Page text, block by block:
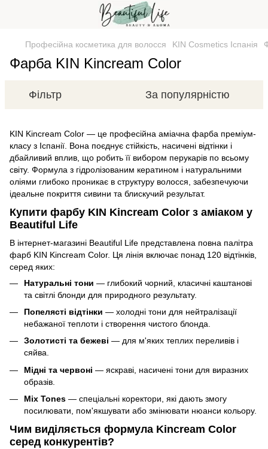
Професійна косметика для волосся KIN Cosmetics Іспанія
Фарба KIN Kincream Color
Фільтр За популярністю
KIN Kincream Color — це професійна аміачна фарба преміум-
класу з Іспанії. Вона поєднує стійкість, насичені відтінки і
дбайливий вплив, що робить її вибором перукарів по всьому
світу. Формула з гідролізованим кератином і натуральними
оліями глибоко проникає в структуру волосся, забезпечуючи
ідеальне покриття сивини та блискучий результат.
Купити фарбу KIN Kincream Color з аміаком у
Beautiful Life
В інтернет-магазині Beautiful Life представлена повна палітра
фарб KIN Kincream Color. Ця лінія включає понад 120 відтінків,
серед яких:
Натуральні тони — глибокий чорний, класичні каштанові
та світлі блонди для природного результату.
Попелясті відтінки — холодні тони для нейтралізації
небажаної теплоти і створення чистого блонда.
Золотисті та бежеві — для м'яких теплих переливів і
сяйва.
Мідні та червоні — яскраві, насичені тони для виразних
образів.
Mix Tones — спеціальні коректори, які дають змогу
посилювати, пом'якшувати або змінювати нюанси кольору.
Чим виділяється формула Kincream Color
серед конкурентів?